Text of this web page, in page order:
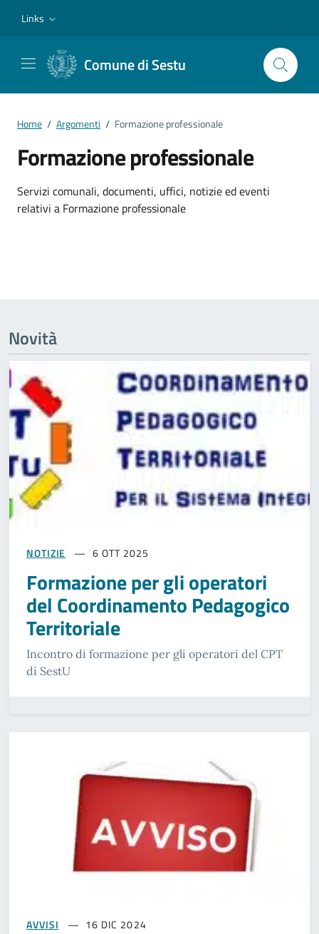
Links
Comune di Sestu
Home / Argomenti / Formazione professionale
Formazione professionale
Dettagli dell'argomento
Servizi comunali, documenti, uffici, notizie ed eventi
relativi a Formazione professionale
Novità
NOTIZIE 6 OTT 2025
Formazione per gli operatori
del Coordinamento Pedagogico
Territoriale
Incontro di formazione per gli operatori del CPT
di SestU
AVVISI 16 DIC 2024